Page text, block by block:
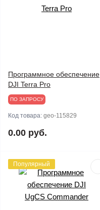
Программное обеспечение
DJI Terra Pro
ПО ЗАПРОСУ
Код товара: geo-115829
0.00 руб.
Популярный